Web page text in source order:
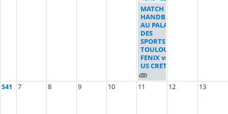
MATCH DE
HANDBALL
AU PALAIS
DES
SPORTS DE
TOULOUSE:
FENIX vs
US CRETEIL
S41 7 8 9 10 11 12 13